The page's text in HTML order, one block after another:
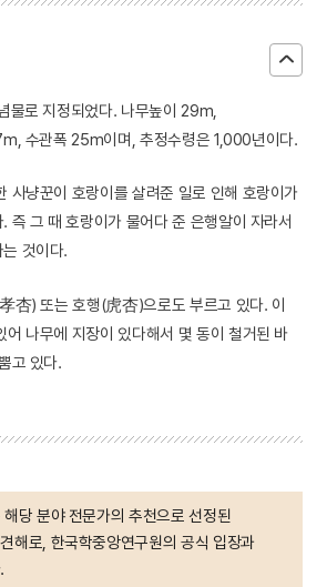
물로 지정되었다. 나무높이 29m,
수관폭 25m이며, 추정수령은 1,000년이다.
사냥꾼이 호랑이를 살려준 일로 인해 호랑이가
즉 그 때 호랑이가 물어다 준 은행알이 자라서
것이다.
杏) 또는 호행(虎杏)으로도 부르고 있다. 이
어 나무에 지장이 있다해서 몇 동이 철거된 바
고 있다.
당 분야 전문가의 추천으로 선정된
해로, 한국학중앙연구원의 공식 입장과